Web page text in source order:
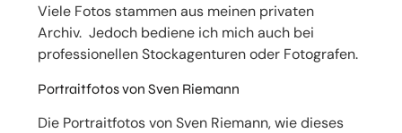
Viele Fotos stammen aus meinen privaten
Archiv. Jedoch bediene ich mich auch bei
professionellen Stockagenturen oder Fotografen.
Portraitfotos von Sven Riemann
Die Portraitfotos von Sven Riemann, wie dieses